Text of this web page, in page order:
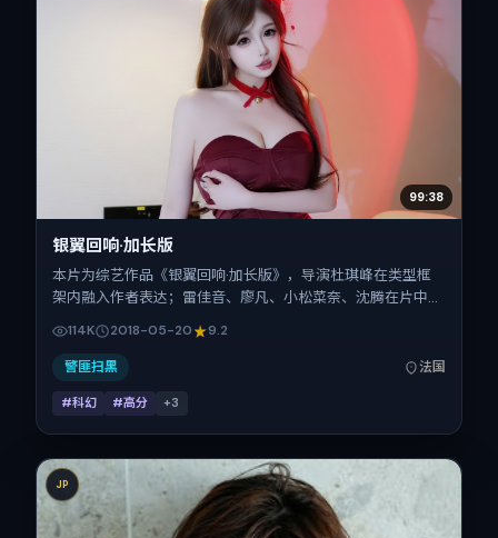
99:38
银翼回响·加长版
本片为综艺作品《银翼回响·加长版》，导演杜琪峰在类型框
架内融入作者表达；雷佳音、廖凡、小松菜奈、沈腾在片中承
国。上映时间 2018年5月20日（公映登记日 2018-05-
20），全片118分钟，节奏张弛有度。
114K 2018-05-20 9.2
警匪扫黑 法国
#科幻 #高分 +3
JP